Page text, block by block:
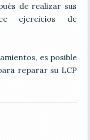
de realizar sus
ejercicios de
es posible
reparar su LCP